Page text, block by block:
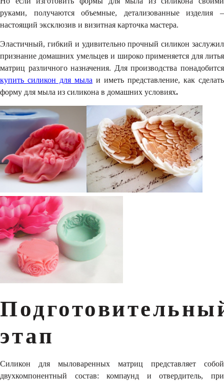
руками, получаются объемные, детализованные изделия –
настоящий эксклюзив и визитная карточка мастера.
Эластичный, гибкий и удивительно прочный силикон заслужил
признание домашних умельцев и широко применяется для литья
матриц различного назначения. Для производства понадобится
купить силикон для мыла и иметь представление, как сделать
форму для мыла из силикона в домашних условиях.
этап
Силикон для мыловаренных матриц представляет собой
двухкомпонентный состав: компаунд и отвердитель, при